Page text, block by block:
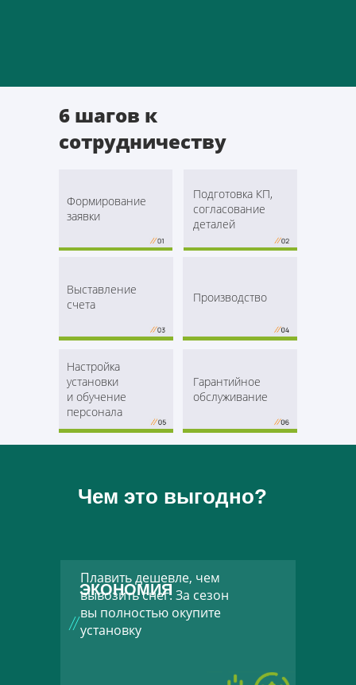
6 шагов к
сотрудничеству
Формирование
заявки
Подготовка КП,
согласование
деталей
Выставление
счета
Настройка
установки
и обучение
персонала
Гарантийное
обслуживание
Производство
Чем это выгодно?
ЭКОНОМИЯ
Плавить дешевле, чем
вывозить снег. За сезон
вы полностью окупите
установку